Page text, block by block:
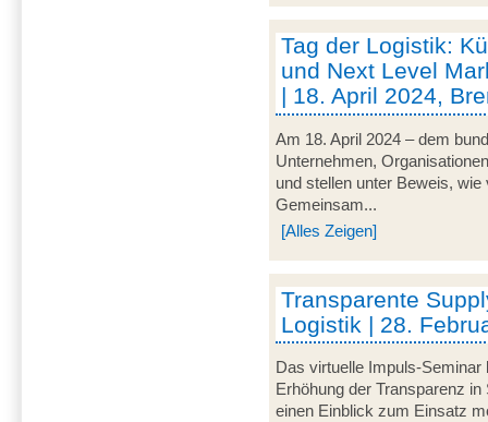
Tag der Logistik:
und Next Level
| 18. April 2024,
Am 18. April 2024 – dem
Unternehmen,
und stellen unter Beweis,
Gemeinsam...
[Alles Zeigen]
Transparente
Logistik | 28.
Das virtuelle Impuls-Seminar
Erhöhung der Transparenz
einen Einblick zum Einsatz